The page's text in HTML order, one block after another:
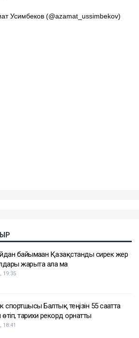
Усимбеков (@azamat_ussimbekov)
байымаған Қазақстанды сирек жер
жарыта ала ма
19:35
спортшысы Балтық теңізін 55 сағатта
өтіп, тарихи рекорд орнатты
18:41